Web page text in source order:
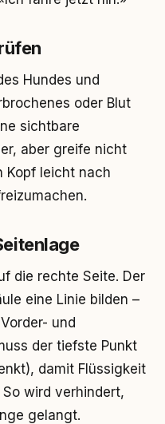
Hundes und
oder Blut
sichtbare
aber greife nicht
Kopf leicht nach
die rechte Seite. Der
eine Linie bilden –
und
der tiefste Punkt
damit Flüssigkeit
wird verhindert,
gelangt.